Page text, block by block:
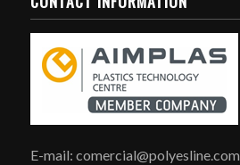
E-mail: comercial@polyesline.com